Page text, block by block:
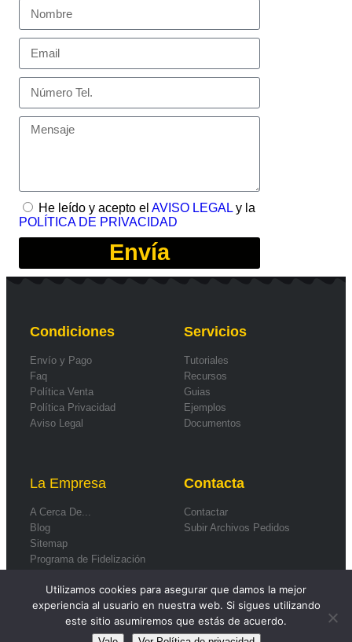
He leído y acepto el AVISO LEGAL y la
POLÍTICA DE PRIVACIDAD
Envía
Condiciones
Envío y Pago
Faq
Política Venta
Política Privacidad
Aviso Legal
Servicios
Tutoriales
Recursos
Guias
Ejemplos
Documentos
La Empresa
A Cerca De...
Blog
Sitemap
Programa de Fidelización
Contacta
Contactar
Subir Archivos Pedidos
Utilizamos cookies para asegurar que damos la mejor
experiencia al usuario en nuestra web. Si sigues utilizando
este sitio asumiremos que estás de acuerdo.